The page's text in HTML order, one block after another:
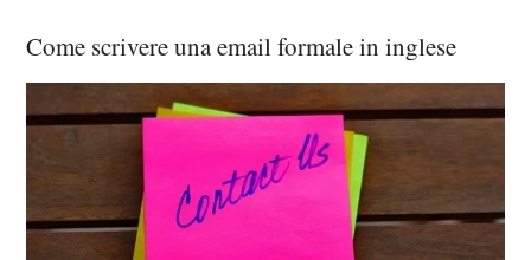
Come scrivere una email formale in inglese